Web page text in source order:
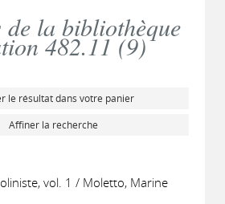
de la bibliothèque
482.11 (9)
le résultat dans votre panier
Affiner la recherche
vol. 1 / Moletto, Marine